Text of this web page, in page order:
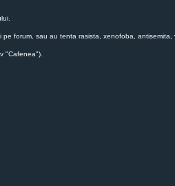
forum, sau au tenta rasista, xenofoba,
"Cafenea").